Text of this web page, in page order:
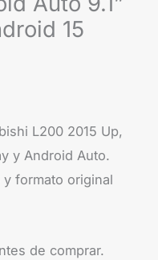
15
L200 2015 Up,
y Android Auto.
y formato original
de comprar.